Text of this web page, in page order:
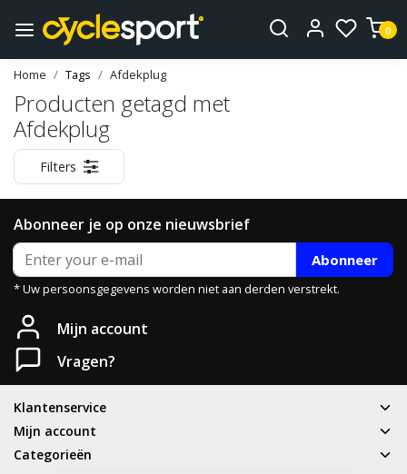
0
Home Tags Afdekplug
Producten getagd met
Afdekplug
Filters
Abonneer je op onze nieuwsbrief
Abonneer
* Uw persoonsgegevens worden niet aan derden verstrekt.
Mijn account
Vragen?
Klantenservice
Mijn account
Categorieën